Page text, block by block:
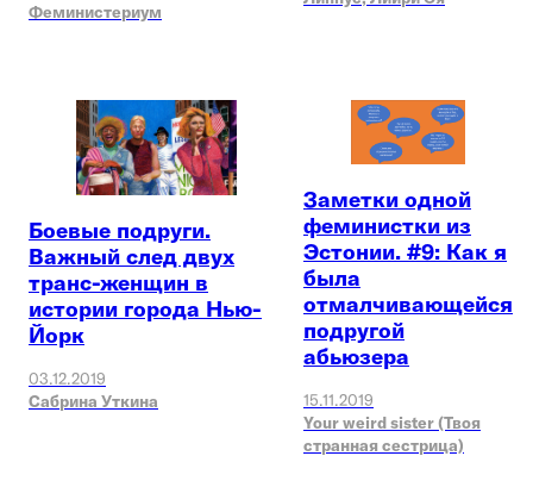
Феминистериум
Боевые подруги.
Важный след двух
транс-женщин в
истории города Нью-
Йорк
03.12.2019
Сабрина Уткина
Заметки одной
феминистки из
Эстонии. #9: Как я
была
отмалчивающейся
подругой
абьюзера
15.11.2019
Your weird sister (Твоя
странная сестрица)